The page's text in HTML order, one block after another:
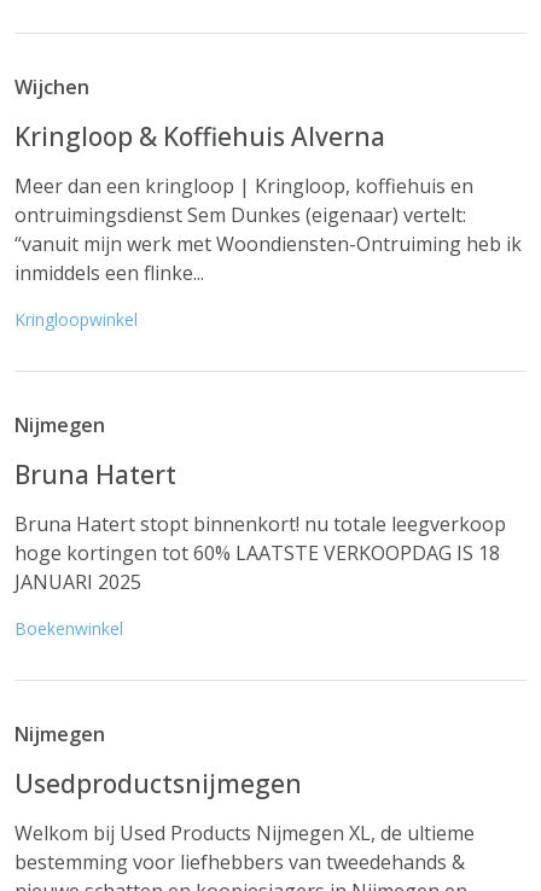
Wijchen
Kringloop & Koffiehuis Alverna
Meer dan een kringloop | Kringloop, koffiehuis en
ontruimingsdienst Sem Dunkes (eigenaar) vertelt:
“vanuit mijn werk met Woondiensten-Ontruiming heb ik
inmiddels een flinke...
Kringloopwinkel
Nijmegen
Bruna Hatert
Bruna Hatert stopt binnenkort! nu totale leegverkoop
hoge kortingen tot 60% LAATSTE VERKOOPDAG IS 18
JANUARI 2025
Boekenwinkel
Nijmegen
Usedproductsnijmegen
Welkom bij Used Products Nijmegen XL, de ultieme
bestemming voor liefhebbers van tweedehands &